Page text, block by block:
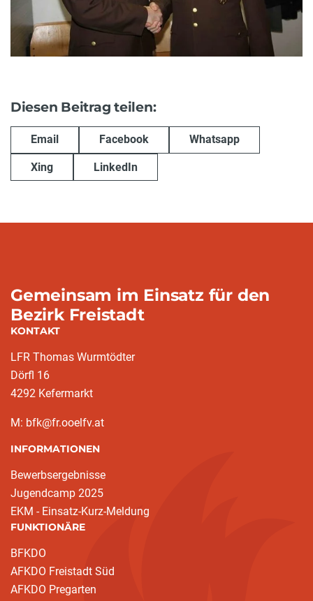
Diesen Beitrag teilen:
Email Facebook Whatsapp
Xing LinkedIn
Gemeinsam im Einsatz für den
Bezirk Freistadt
KONTAKT
LFR Thomas Wurmtödter
Dörfl 16
4292 Kefermarkt
M: bfk@fr.ooelfv.at
INFORMATIONEN
Bewerbsergebnisse
Jugendcamp 2025
EKM - Einsatz-Kurz-Meldung
FUNKTIONÄRE
BFKDO
AFKDO Freistadt Süd
AFKDO Pregarten